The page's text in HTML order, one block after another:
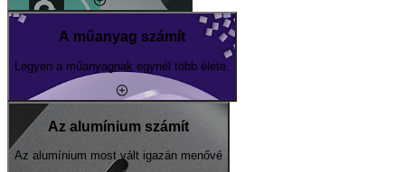
A műanyag számít
Legyen a műanyagnak egynél több élete.
Az alumínium számít
Az alumínium most vált igazán menővé